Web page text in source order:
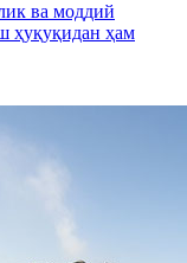
ва моддий
ҳуқуқидан ҳам